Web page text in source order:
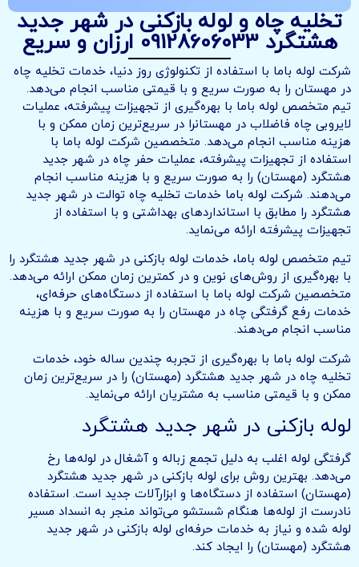
تخلیه چاه و لوله بازکنی در شهر جدید
هشتگرد 09128606033 ارزان و سریع
شرکت لوله باما با استفاده از تکنولوژی روز دنیا، خدمات تخلیه چاه
در مهستان را به صورت سریع و با قیمتی مناسب انجام می‌دهد.
تیم متخصص لوله باما با بهره‌گیری از تجهیزات پیشرفته، عملیات
لایروبی چاه فاضلاب در مهستانرا در سریع‌ترین زمان ممکن و با
هزینه مناسب انجام می‌دهد. متخصصین شرکت لوله باما با
استفاده از تجهیزات پیشرفته، عملیات حفر چاه در شهر جدید
هشتگرد (مهستان) را به صورت سریع و با هزینه مناسب انجام
می‌دهند. شرکت لوله باما خدمات تخلیه چاه توالت در شهر جدید
هشتگرد را مطابق با استانداردهای بهداشتی و با استفاده از
تجهیزات پیشرفته ارائه می‌نماید.
تیم متخصص لوله باما، خدمات لوله بازکنی در شهر جدید هشتگرد را
با بهره‌گیری از روش‌های نوین و در کمترین زمان ممکن ارائه می‌دهد.
متخصصین شرکت لوله باما با استفاده از دستگاه‌های حرفه‌ای،
خدمات رفع گرفتگی چاه در مهستان را به صورت سریع و با هزینه
مناسب انجام می‌دهند.
شرکت لوله باما با بهره‌گیری از تجربه چندین ساله خود، خدمات
تخلیه چاه در شهر جدید هشتگرد (مهستان) را در سریع‌ترین زمان
ممکن و با قیمتی مناسب به مشتریان ارائه می‌نماید.
لوله بازکنی در شهر جدید هشتگرد
گرفتگی لوله اغلب به دلیل تجمع زباله و آشغال در لوله‌ها رخ
می‌دهد. بهترین روش برای لوله بازکنی در شهر جدید هشتگرد
(مهستان) استفاده از دستگاه‌ها و ابزارآلات جدید است. استفاده
نادرست از لوله‌ها هنگام شستشو می‌تواند منجر به انسداد مسیر
لوله شده و نیاز به خدمات حرفه‌ای لوله بازکنی در شهر جدید
هشتگرد (مهستان) را ایجاد کند.